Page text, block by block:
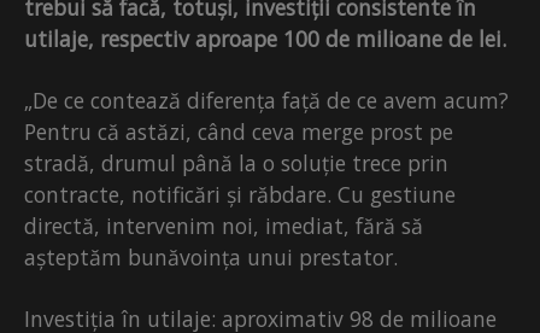
trebui să facă, totuși, investiții consistente în
utilaje, respectiv aproape 100 de milioane de lei.
„De ce contează diferența față de ce avem acum?
Pentru că astăzi, când ceva merge prost pe
stradă, drumul până la o soluție trece prin
contracte, notificări și răbdare. Cu gestiune
directă, intervenim noi, imediat, fără să
așteptăm bunăvoința unui prestator.
Investiția în utilaje: aproximativ 98 de milioane